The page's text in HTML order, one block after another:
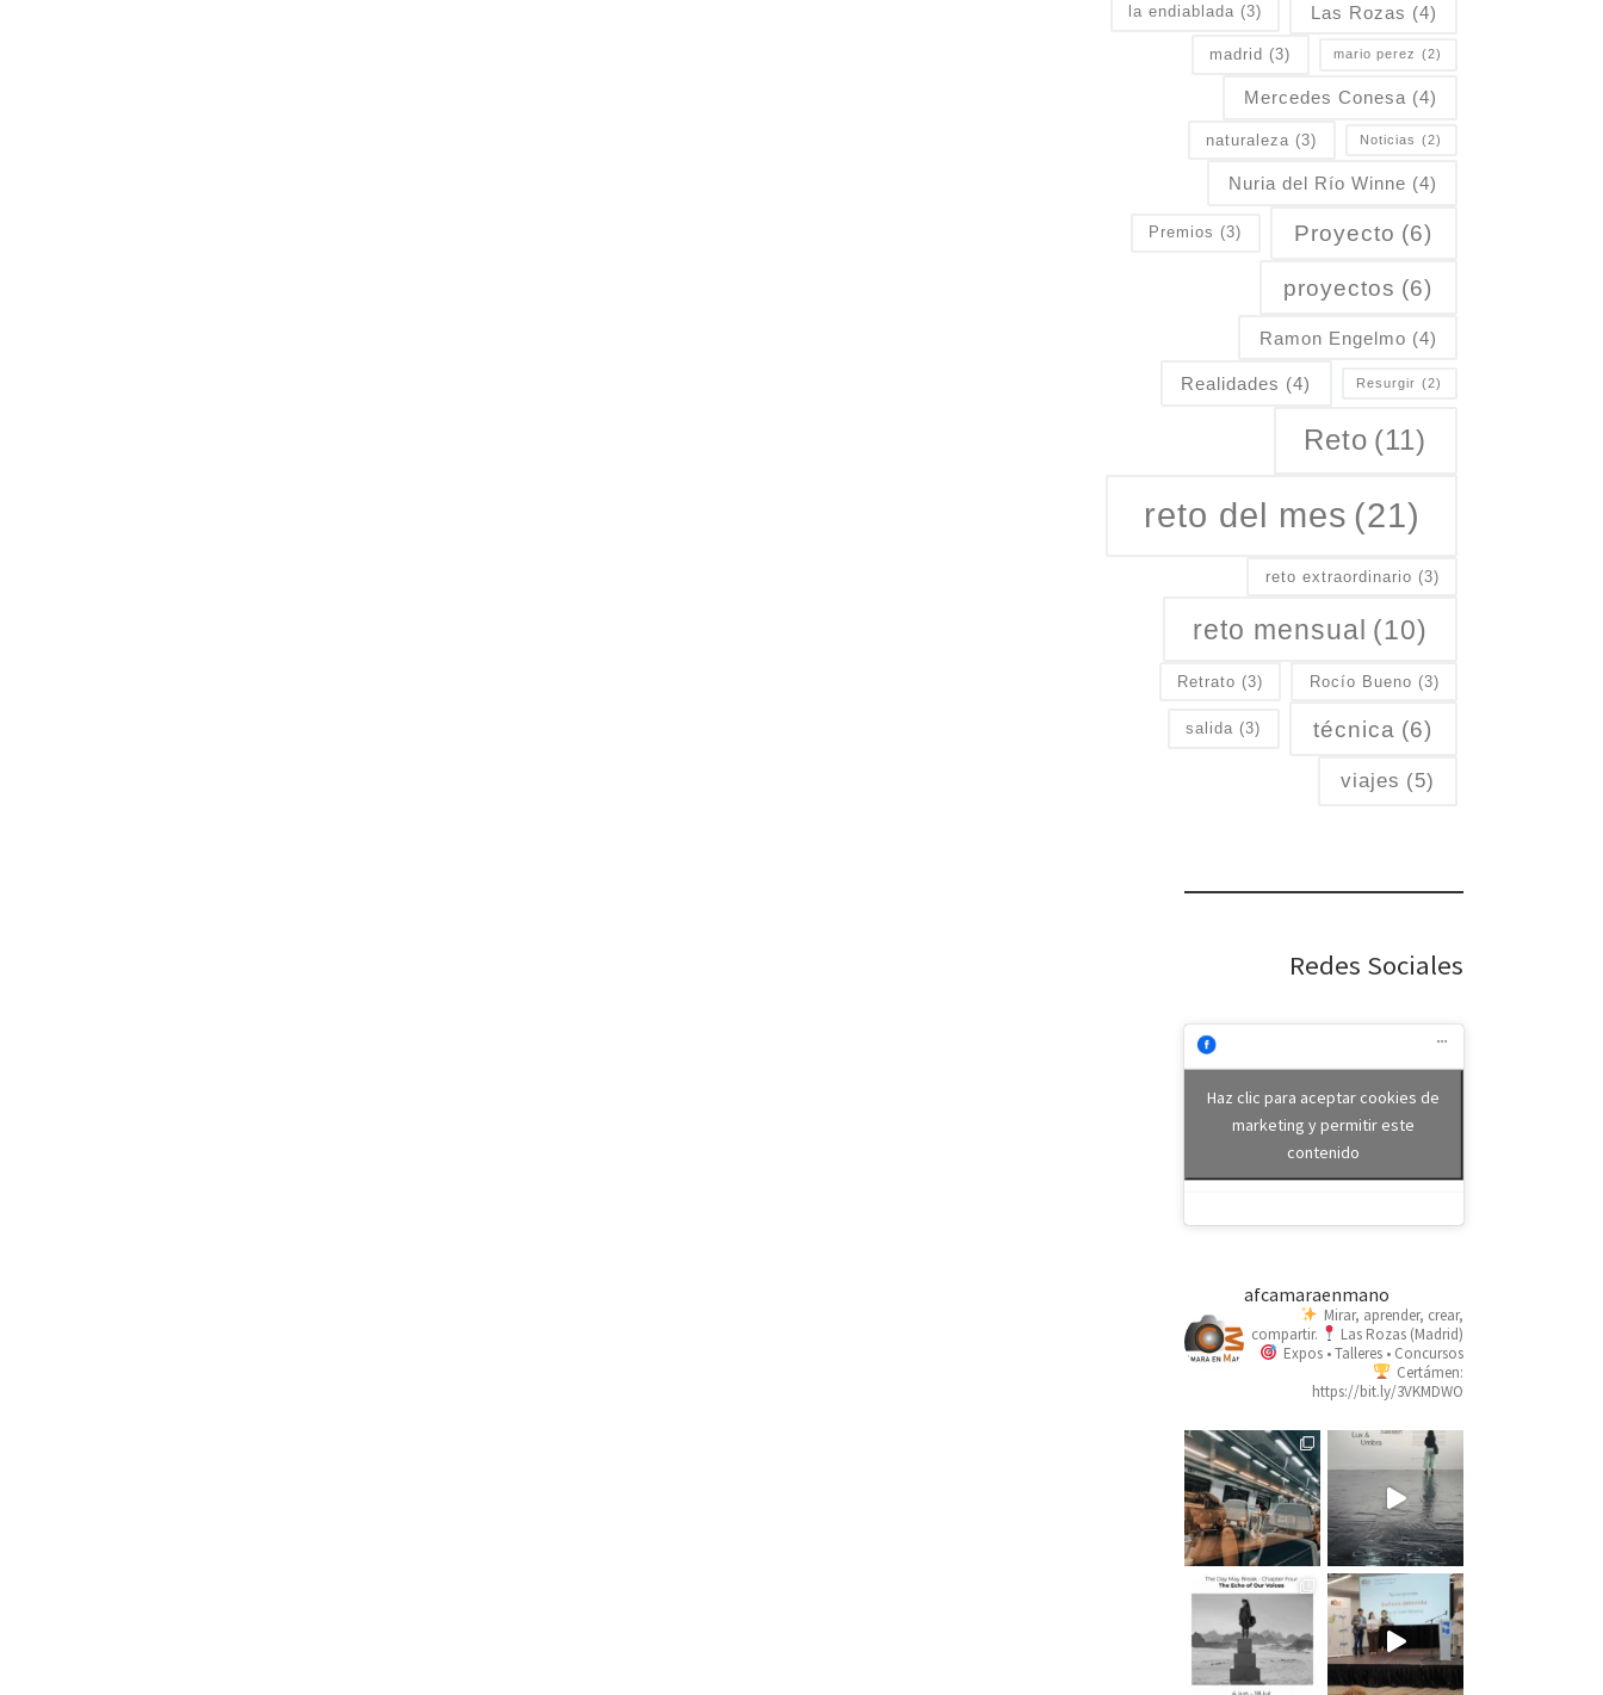
la endiablada (3) Las Rozas (4)
madrid (3) mario perez (2)
Mercedes Conesa (4)
naturaleza (3) Noticias (2)
Nuria del Río Winne (4)
Premios (3) Proyecto (6)
proyectos (6)
Ramon Engelmo (4)
Realidades (4) Resurgir (2)
Reto (11)
reto del mes (21)
reto extraordinario (3)
reto mensual (10)
Retrato (3) Rocío Bueno (3)
salida (3) técnica (6)
viajes (5)
Redes Sociales
Haz clic para aceptar cookies de
marketing y permitir este
contenido
afcamaraenmano
Mirar, aprender, crear,
compartir.
Las Rozas (Madrid)
Expos • Talleres • Concursos
Certámen:
https://bit.ly/3VKMDWO